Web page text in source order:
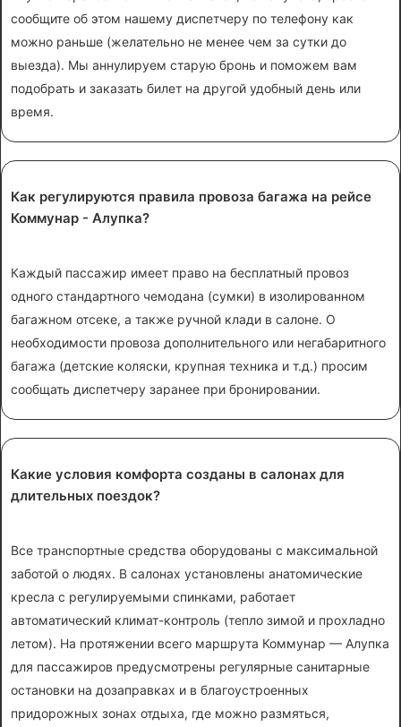
сообщите об этом нашему диспетчеру по телефону как
можно раньше (желательно не менее чем за сутки до
выезда). Мы аннулируем старую бронь и поможем вам
подобрать и заказать билет на другой удобный день или
время.
Как регулируются правила провоза багажа на рейсе
Коммунар - Алупка?
Каждый пассажир имеет право на бесплатный провоз
одного стандартного чемодана (сумки) в изолированном
багажном отсеке, а также ручной клади в салоне. О
необходимости провоза дополнительного или негабаритного
багажа (детские коляски, крупная техника и т.д.) просим
сообщать диспетчеру заранее при бронировании.
Какие условия комфорта созданы в салонах для
длительных поездок?
Все транспортные средства оборудованы с максимальной
заботой о людях. В салонах установлены анатомические
кресла с регулируемыми спинками, работает
автоматический климат-контроль (тепло зимой и прохладно
летом). На протяжении всего маршрута Коммунар — Алупка
для пассажиров предусмотрены регулярные санитарные
остановки на дозаправках и в благоустроенных
придорожных зонах отдыха, где можно размяться,